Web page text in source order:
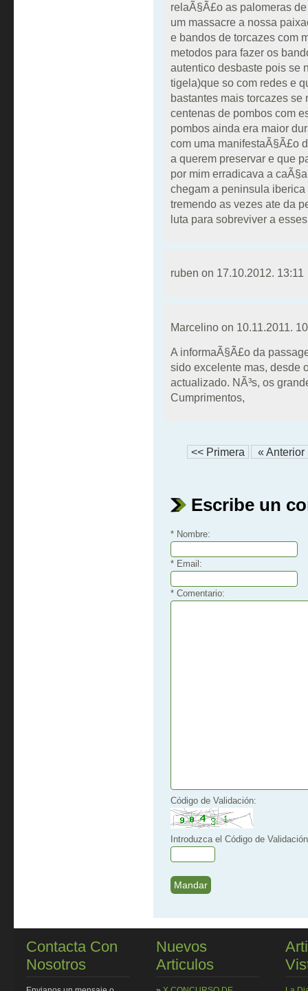
relaÃ§Ã£o as palomeras
um massacre a nossa
e bandos de torcazes com
metodos para fazer os
autentico desbaste pois se
tigela)que so com redes e
bastantes mais torcazes
centenas de pombos com
pombos ainda era maior
com uma manifestaÃ§Ã£o
a querem preservar e que
por mim erradicava a
chegam a peninsula
tremendo as vezes ate da
luta para sobreviver a
ruben on 17.10.2012. 13:11
Marcelino on 10.11.2011.
A informaÃ§Ã£o da
sido excelente mas, desde
actualizado. NÃ³s, os
Cumprimentos,
<< Primera « Anterior
Escribe un
* Nombre:
* Email:
* Comentario:
Código de Validación:
Introduzca el Código de
Contacta Con
Nosotros
Nuevos
Articulos